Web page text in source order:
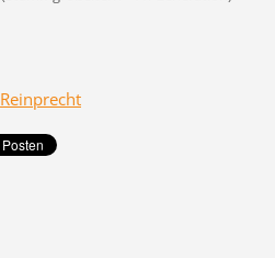
Reinprecht